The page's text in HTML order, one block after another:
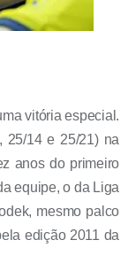
vitória especial.
25/14 e 25/21) na
anos do primeiro
equipe, o da Liga
mesmo palco
edição 2011 da